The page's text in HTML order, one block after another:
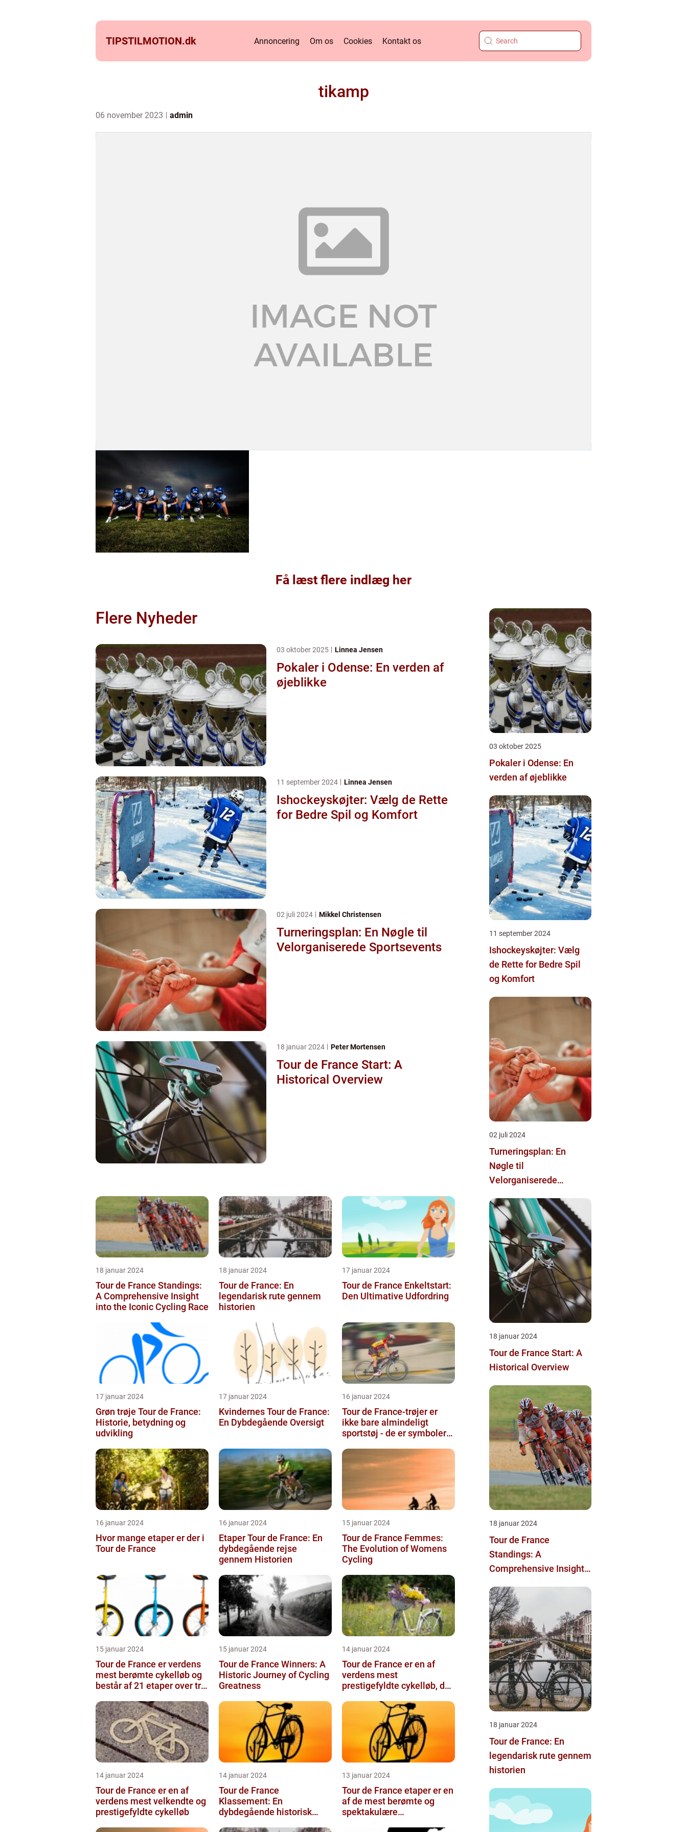
TIPSTILMOTION.dk Annoncering Om os Cookies Kontakt os
tikamp
06 november 2023 admin
Få læst flere indlæg her
Flere Nyheder
03 oktober 2025 Linnea Jensen
Pokaler i Odense: En verden af
øjeblikke
11 september 2024 Linnea Jensen
Ishockeyskøjter: Vælg de Rette
for Bedre Spil og Komfort
02 juli 2024 Mikkel Christensen
Turneringsplan: En Nøgle til
Velorganiserede Sportsevents
18 januar 2024 Peter Mortensen
Tour de France Start: A
Historical Overview
18 januar 2024
Tour de France Standings:
A Comprehensive Insight
into the Iconic Cycling Race
18 januar 2024
Tour de France: En
legendarisk rute gennem
historien
17 januar 2024
Tour de France Enkeltstart:
Den Ultimative Udfordring
17 januar 2024
Grøn trøje Tour de France:
Historie, betydning og
udvikling
17 januar 2024
Kvindernes Tour de France:
En Dybdegående Oversigt
16 januar 2024
Tour de France-trøjer er
ikke bare almindeligt
sportstøj - de er symboler
udholden...
16 januar 2024
Hvor mange etaper er der i
Tour de France
16 januar 2024
Etaper Tour de France: En
dybdegående rejse
gennem Historien
15 januar 2024
Tour de France Femmes:
The Evolution of Womens
Cycling
15 januar 2024
Tour de France er verdens
mest berømte cykelløb og
består af 21 etaper over tre
15 januar 2024
Tour de France Winners: A
Historic Journey of Cycling
Greatness
14 januar 2024
Tour de France er en af
verdens mest
prestigefyldte cykelløb, der
seere hver...
14 januar 2024
Tour de France er en af
verdens mest velkendte og
prestigefyldte cykelløb
14 januar 2024
Tour de France
Klassement: En
dybdegående historisk
13 januar 2024
Tour de France etaper er en
af de mest berømte og
spektakulære
03 oktober 2025
Pokaler i Odense: En
verden af øjeblikke
11 september 2024
Ishockeyskøjter: Vælg
de Rette for Bedre Spil
og Komfort
02 juli 2024
Turneringsplan: En
Nøgle til
Velorganiserede
18 januar 2024
Tour de France Start: A
Historical Overview
18 januar 2024
Tour de France
Standings: A
Comprehensive Insight
Race
18 januar 2024
Tour de France: En
legendarisk rute gennem
historien